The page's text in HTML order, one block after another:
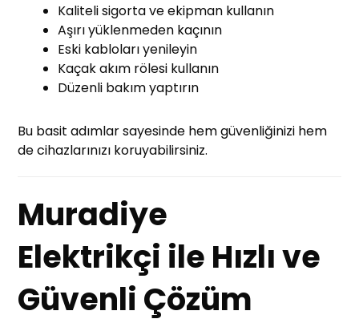
Kaliteli sigorta ve ekipman kullanın
Aşırı yüklenmeden kaçının
Eski kabloları yenileyin
Kaçak akım rölesi kullanın
Düzenli bakım yaptırın
Bu basit adımlar sayesinde hem güvenliğinizi hem
de cihazlarınızı koruyabilirsiniz.
Muradiye
Elektrikçi ile Hızlı ve
Güvenli Çözüm